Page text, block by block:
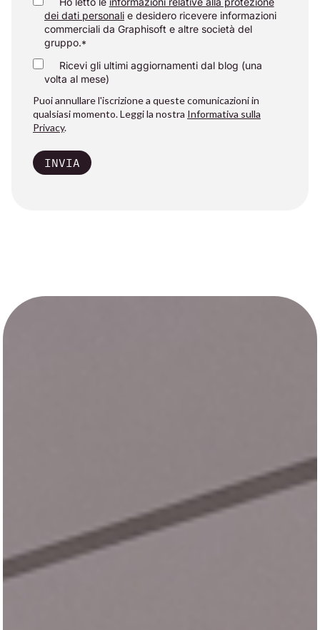
dei dati personali e desidero ricevere informazioni
commerciali da Graphisoft e altre società del
gruppo.*
Ricevi gli ultimi aggiornamenti dal blog (una
volta al mese)
Puoi annullare l'iscrizione a queste comunicazioni in
qualsiasi momento. Leggi la nostra Informativa sulla
Privacy.